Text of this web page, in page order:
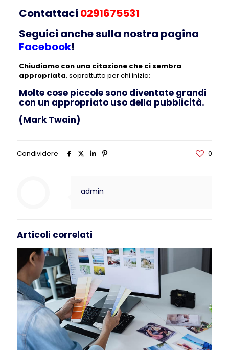
Contattaci 0291675531
Seguici anche sulla nostra pagina
Facebook!
Chiudiamo con una citazione che ci sembra
appropriata, soprattutto per chi inizia:
Molte cose piccole sono diventate grandi
con un appropriato uso della pubblicità.
(Mark Twain)
Condividere 0
admin
Articoli correlati